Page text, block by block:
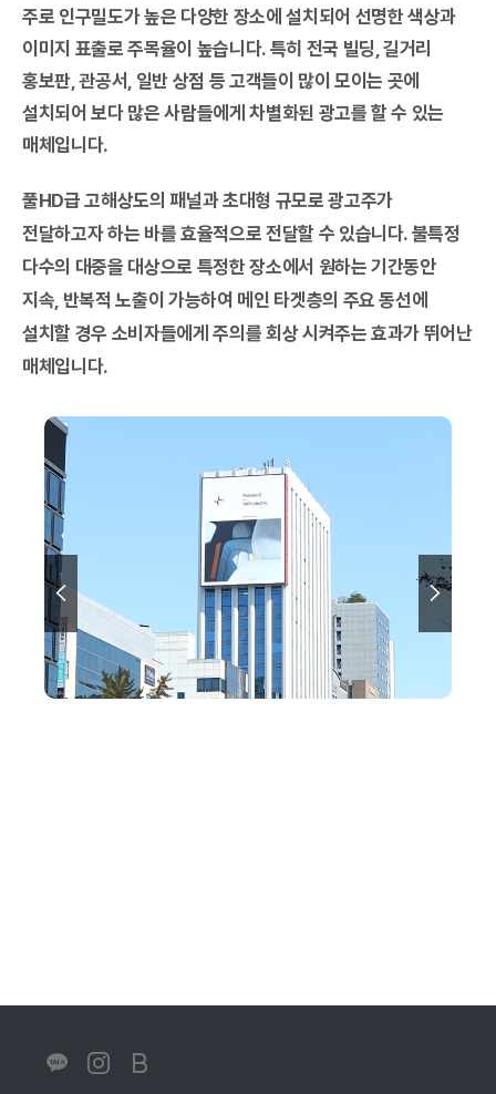
주로 인구밀도가 높은 다양한 장소에 설치되어 선명한 색상과
이미지 표출로 주목율이 높습니다. 특히 전국 빌딩, 길거리
홍보판, 관공서, 일반 상점 등 고객들이 많이 모이는 곳에
설치되어 보다 많은 사람들에게 차별화된 광고를 할 수 있는
매체입니다.
풀HD급 고해상도의 패널과 초대형 규모로 광고주가
전달하고자 하는 바를 효율적으로 전달할 수 있습니다. 불특정
다수의 대중을 대상으로 특정한 장소에서 원하는 기간동안
지속, 반복적 노출이 가능하여 메인 타겟층의 주요 동선에
설치할 경우 소비자들에게 주의를 회상 시켜주는 효과가 뛰어난
매체입니다.